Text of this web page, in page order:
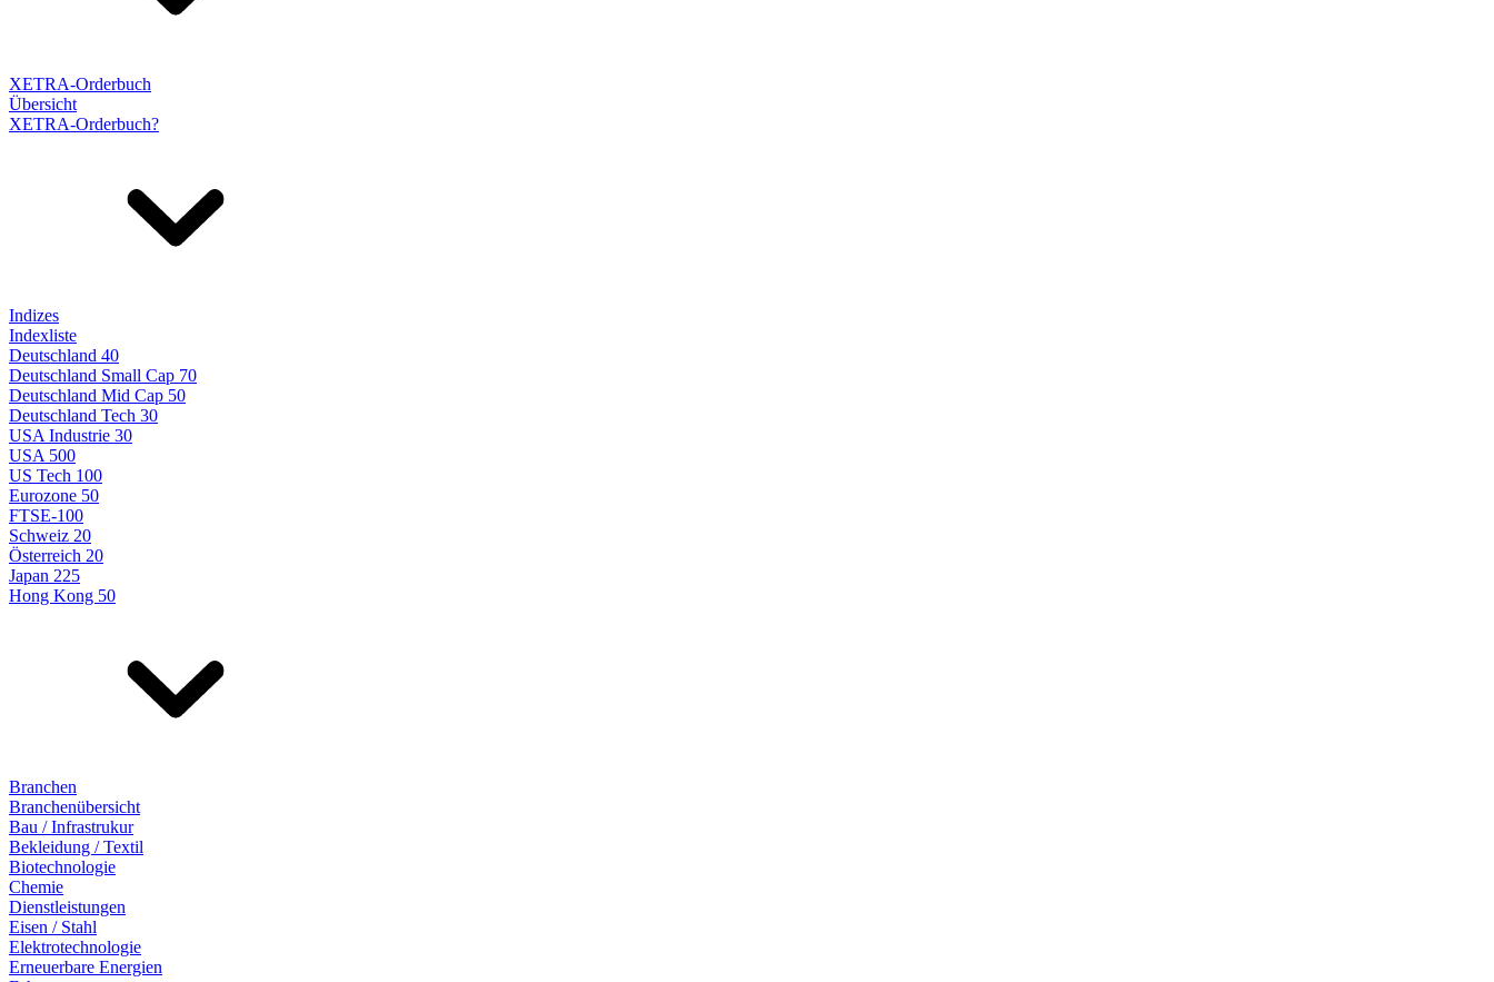
XETRA-Orderbuch
Übersicht
XETRA-Orderbuch?
Indizes
Indexliste
Deutschland 40
Deutschland Small Cap 70
Deutschland Mid Cap 50
Deutschland Tech 30
USA Industrie 30
USA 500
US Tech 100
Eurozone 50
FTSE-100
Schweiz 20
Österreich 20
Japan 225
Hong Kong 50
Branchen
Branchenübersicht
Bau / Infrastrukur
Bekleidung / Textil
Biotechnologie
Chemie
Dienstleistungen
Eisen / Stahl
Elektrotechnologie
Erneuerbare Energien